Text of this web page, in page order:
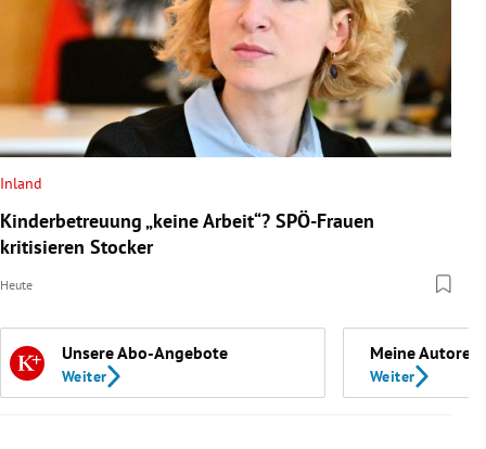
Inland
Kinderbetreuung „keine Arbeit“? SPÖ-Frauen
kritisieren Stocker
Heute
Unsere Abo-Angebote
Weiter
Meine Autoren
Weiter